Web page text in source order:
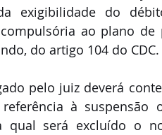
exigibilidade do
ao plano de
do artigo 104 do CDC.
pelo juiz deverá
à suspensão
será excluído o